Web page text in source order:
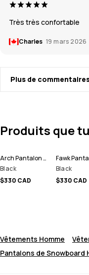
Très très confortable
Charles 19 mars 2026
Plus de
Produits que
Arch Pantalon de Snowboard Homme
Black
$330 CAD
Black
$330 CAD
Vêtements Homme
Pantalons de Snowboard